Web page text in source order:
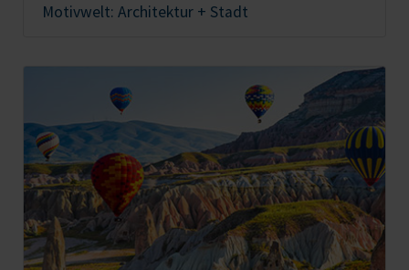
Motivwelt: Architektur + Stadt